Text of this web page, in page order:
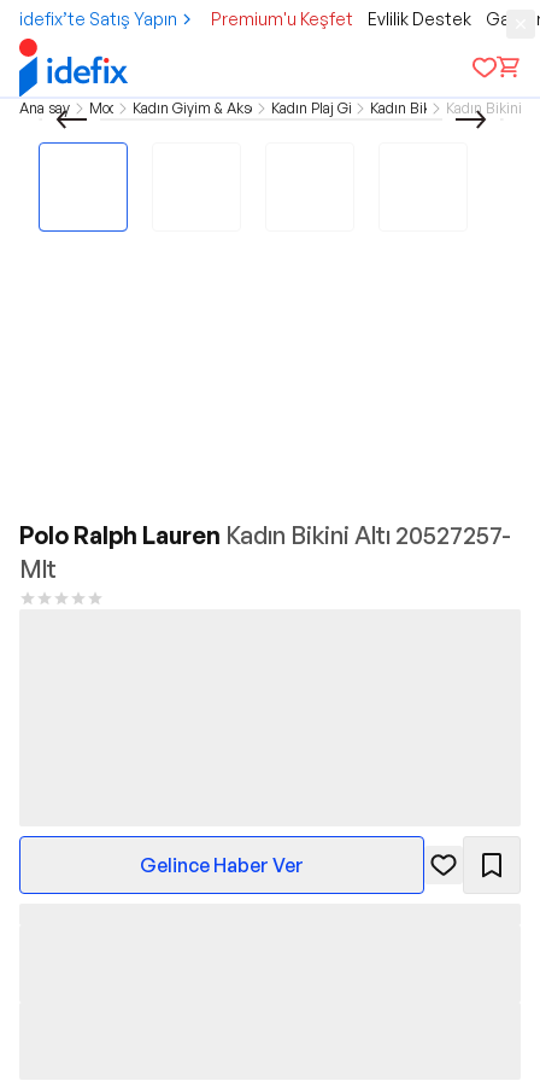
idefix’te Satış Yapın Premium'u Keşfet Evlilik Destek
Ana sayfa Moda Kadın Giyim & AksesuarKadın Plaj GiyimKadın Bikini Kadın Bikini
Polo Ralph Lauren Kadın Bikini Altı 20527257-
Mlt
Gelince Haber Ver